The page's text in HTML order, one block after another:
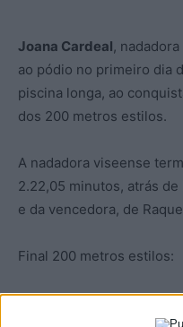
Joana Cardeal, nadadora
ao pódio no primeiro dia
piscina longa, ao
dos 200 metros estilos.
A nadadora viseense
2.22,05 minutos, atrás
e da vencedora, de
Final 200 metros estilos: